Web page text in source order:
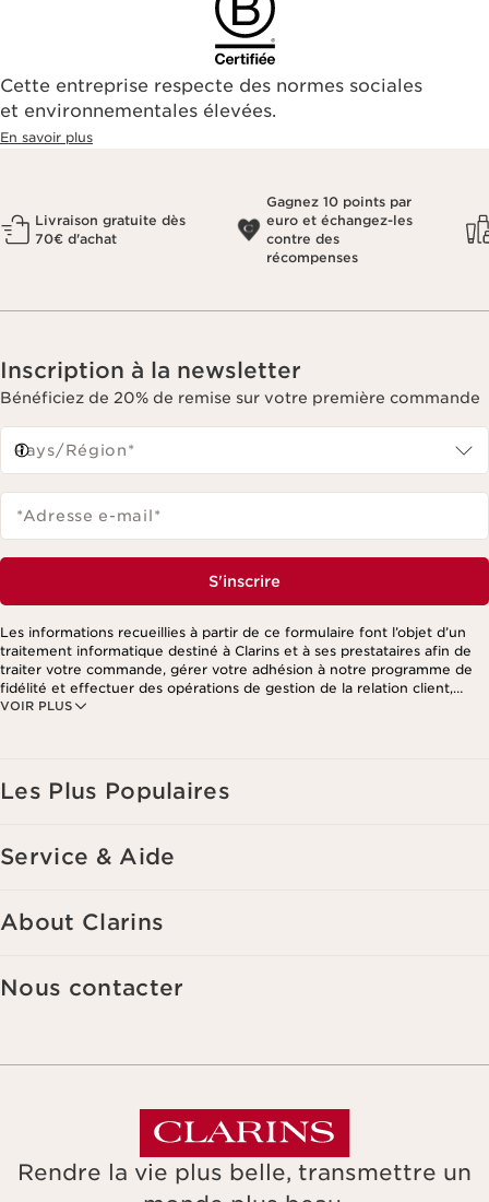
Cette entreprise respecte des normes sociales
et environnementales élevées.
En savoir plus
Livraison gratuite dès
70€ d'achat
Gagnez 10 points par
euro et échangez-les
contre des
récompenses
Inscription à la newsletter
Bénéficiez de 20% de remise sur votre première commande
Pays/Région*
*Adresse e-mail*
S'inscrire
VOIR PLUS
Les informations recueillies à partir de ce formulaire font l’objet d’un
traitement informatique destiné à Clarins et à ses prestataires afin de
traiter votre commande, gérer votre adhésion à notre programme de
fidélité et effectuer des opérations de gestion de la relation client,
notamment pour vous adresser des offres personnalisées en fonction
Les Plus Populaires
Service & Aide
About Clarins
Nous contacter
Rendre la vie plus belle, transmettre un